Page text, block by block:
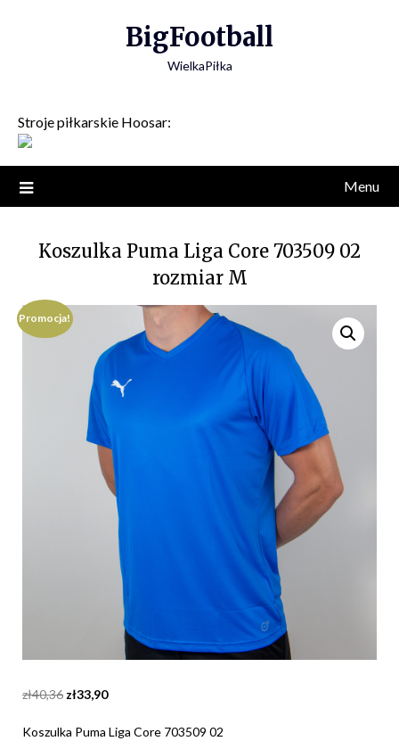
BigFootball
WielkaPiłka
Stroje piłkarskie Hoosar:
Menu
Koszulka Puma Liga Core 703509 02
rozmiar M
Promocja!
zł40,36 Original
was:
zł33,90Current
is:
Koszulka Puma Liga Core 703509 02